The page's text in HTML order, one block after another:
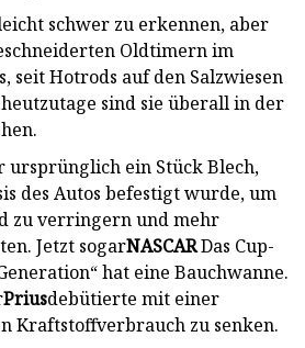
schwer zu erkennen, aber
Oldtimern im
seit Hotrods auf den Salzwiesen
sind sie überall in der
ursprünglich ein Stück Blech,
des Autos befestigt wurde, um
zu verringern und mehr
Jetzt sogarNASCARDas Cup-
hat eine Bauchwanne.
Priusdebütierte mit einer
Kraftstoffverbrauch zu senken.